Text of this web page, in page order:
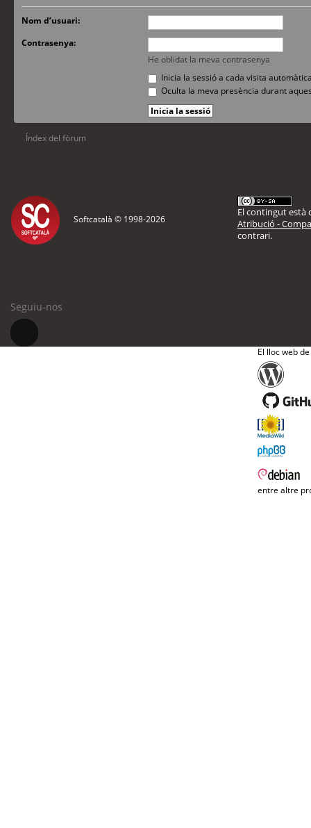
Nom d’usuari:
Contrasenya:
He oblidat la meva contrasenya
Inicia la sessió a cada visita
Oculta la meva presència durant
Índex del fòrum
Softcatalà © 1998-2026
El contingut està
Atribució -
contrari.
Seguiu-nos
El lloc web
entre altre